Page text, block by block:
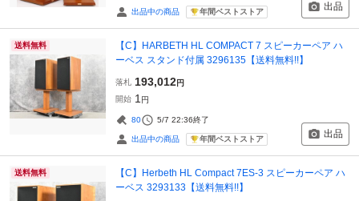
出品中の商品 年間ベストストア 出品
送料無料
【C】HARBETH HL COMPACT 7 スピーカーペア ハ
ーベス スタンド付属 3296135【送料無料!!】
落札 193,012円
開始 1 円
80 5/7 22:36終了
出品中の商品 年間ベストストア 出品
送料無料
【C】Herbeth HL Compact 7ES-3 スピーカーペア ハ
ーベス 3293133【送料無料!!】